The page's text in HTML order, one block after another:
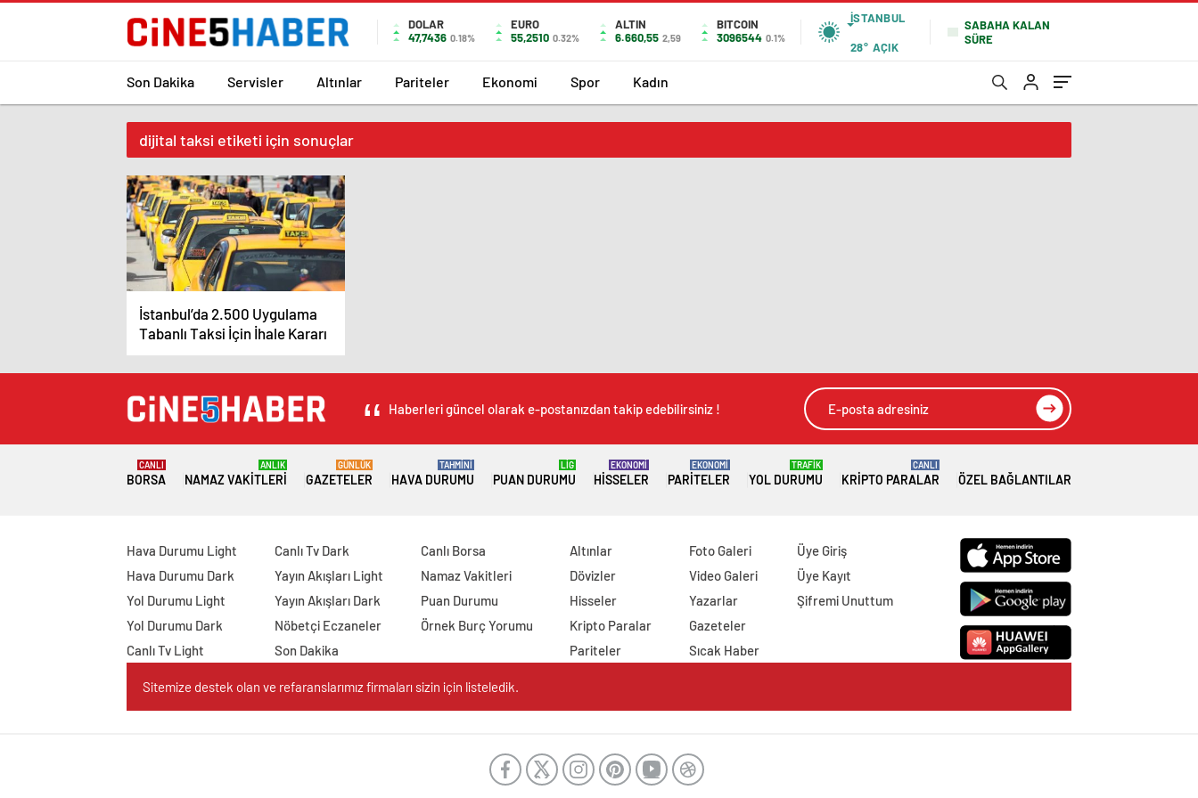
DOLAR
47,7436 0.18%
EURO
55,2510 0.32%
ALTIN
6.660,55 2,59
BITCOIN
3096544 0.1%
İSTANBUL
28° AÇIK
SABAHA KALAN
SÜRE
Son Dakika Servisler Altınlar Pariteler Ekonomi Spor Kadın
dijital taksi etiketi için sonuçlar
İstanbul’da 2.500 Uygulama
Tabanlı Taksi İçin İhale Kararı
Haberleri güncel olarak e-postanızdan takip edebilirsiniz !
BORSA
CANLI
NAMAZ VAKITLERI
ANLIK
GAZETELER
GÜNLÜK
HAVA DURUMU
TAHMİNİ
PUAN DURUMU
LİG
HISSELER
EKONOMİ
PARITELER
EKONOMİ
YOL DURUMU
TRAFİK
KRIPTO PARALAR
CANLI
ÖZEL BAĞLANTILAR
Hava Durumu Light
Hava Durumu Dark
Yol Durumu Light
Yol Durumu Dark
Canlı Tv Light
Canlı Tv Dark
Yayın Akışları Light
Yayın Akışları Dark
Nöbetçi Eczaneler
Son Dakika
Canlı Borsa
Namaz Vakitleri
Puan Durumu
Örnek Burç Yorumu
Altınlar
Dövizler
Hisseler
Kripto Paralar
Pariteler
Foto Galeri
Video Galeri
Yazarlar
Gazeteler
Sıcak Haber
Üye Giriş
Üye Kayıt
Şifremi Unuttum
Sitemize destek olan ve refaranslarımız firmaları sizin için listeledik.